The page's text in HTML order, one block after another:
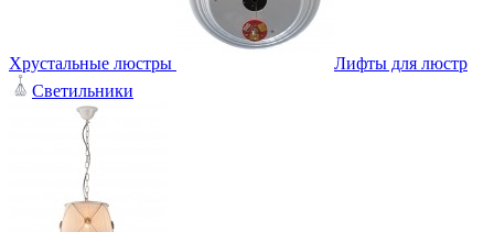
Хрустальные люстры
Лифты для люстр
Светильники